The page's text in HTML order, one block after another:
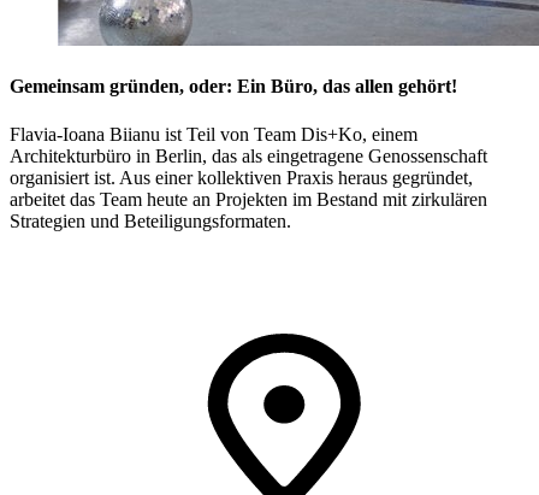
Gemeinsam gründen, oder: Ein Büro, das allen gehört!
Flavia-Ioana Biianu ist Teil von Team Dis+Ko, einem
Architekturbüro in Berlin, das als eingetragene Genossenschaft
organisiert ist. Aus einer kollektiven Praxis heraus gegründet,
arbeitet das Team heute an Projekten im Bestand mit zirkulären
Strategien und Beteiligungsformaten.